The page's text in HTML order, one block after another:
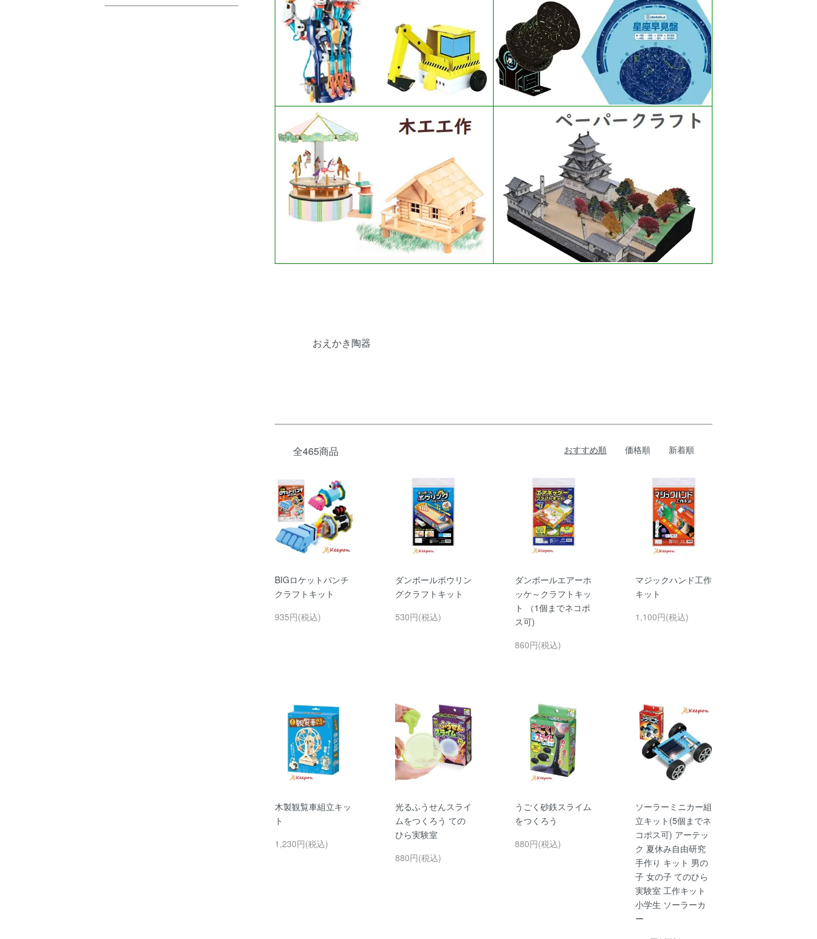
グループ一覧おえかき陶器
全465商品 おすすめ順 価格順 新着順
BIGロケットパンチ
クラフトキット
935円(税込)
ダンボールボウリン
グクラフトキット
530円(税込)
ダンボールエアーホ
ッケ～クラフトキッ
ト （1個までネコポ
ス可)
860円(税込)
マジックハンド工作
キット
1,100円(税込)
木製観覧車組立キッ
ト
1,230円(税込)
光るふうせんスライ
ムをつくろう ての
ひら実験室
880円(税込)
うごく砂鉄スライム
をつくろう
880円(税込)
ソーラーミニカー組
立キット(5個までネ
コポス可) アーテッ
ク 夏休み自由研究
手作り キット 男の
子 女の子 てのひら
実験室 工作キット
小学生 ソーラーカ
ー